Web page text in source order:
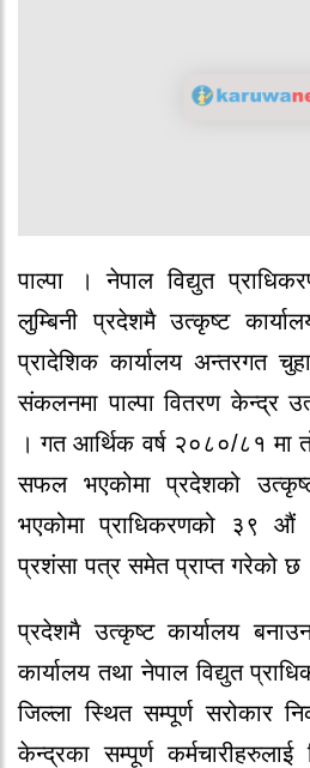
पाल्पा । नेपाल विद्युत
लुम्बिनी प्रदेशमै उत्कृष्ट
प्रादेशिक कार्यालय अन्तरगत
संकलनमा पाल्पा वितरण केन्द्र
। गत आर्थिक वर्ष २०८०/८१ मा
सफल भएकोमा प्रदेशको
भएकोमा प्राधिकरणको ३९ औं
प्रशंसा पत्र समेत प्राप्त गरेको छ
प्रदेशमै उत्कृष्ट कार्यालय
कार्यालय तथा नेपाल विद्युत
जिल्ला स्थित सम्पूर्ण सरोकार
केन्द्रका सम्पूर्ण